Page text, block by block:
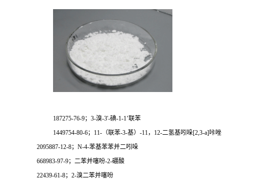
187275-76-9；3-溴-3'-碘-1-1’联苯
1449754-80-6；11-（联苯-3-基）-11，12-二氢基吲哚[2,3-a]咔唑
2095887-12-8；N-4-苯基苯苯并二吲哚
668983-97-9；二苯并噻吩-2-硼酸
22439-61-8；2-溴二苯并噻吩